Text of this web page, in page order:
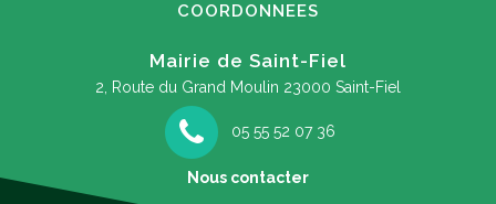
COORDONNEES
Mairie de Saint-Fiel
2, Route du Grand Moulin 23000 Saint-Fiel
05 55 52 07 36
Nous contacter